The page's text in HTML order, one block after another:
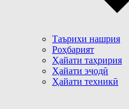
Таърихи нашрия
Роҳбарият
Ҳайати таҳририя
Ҳайати эҷодӣ
Ҳайати техникӣ